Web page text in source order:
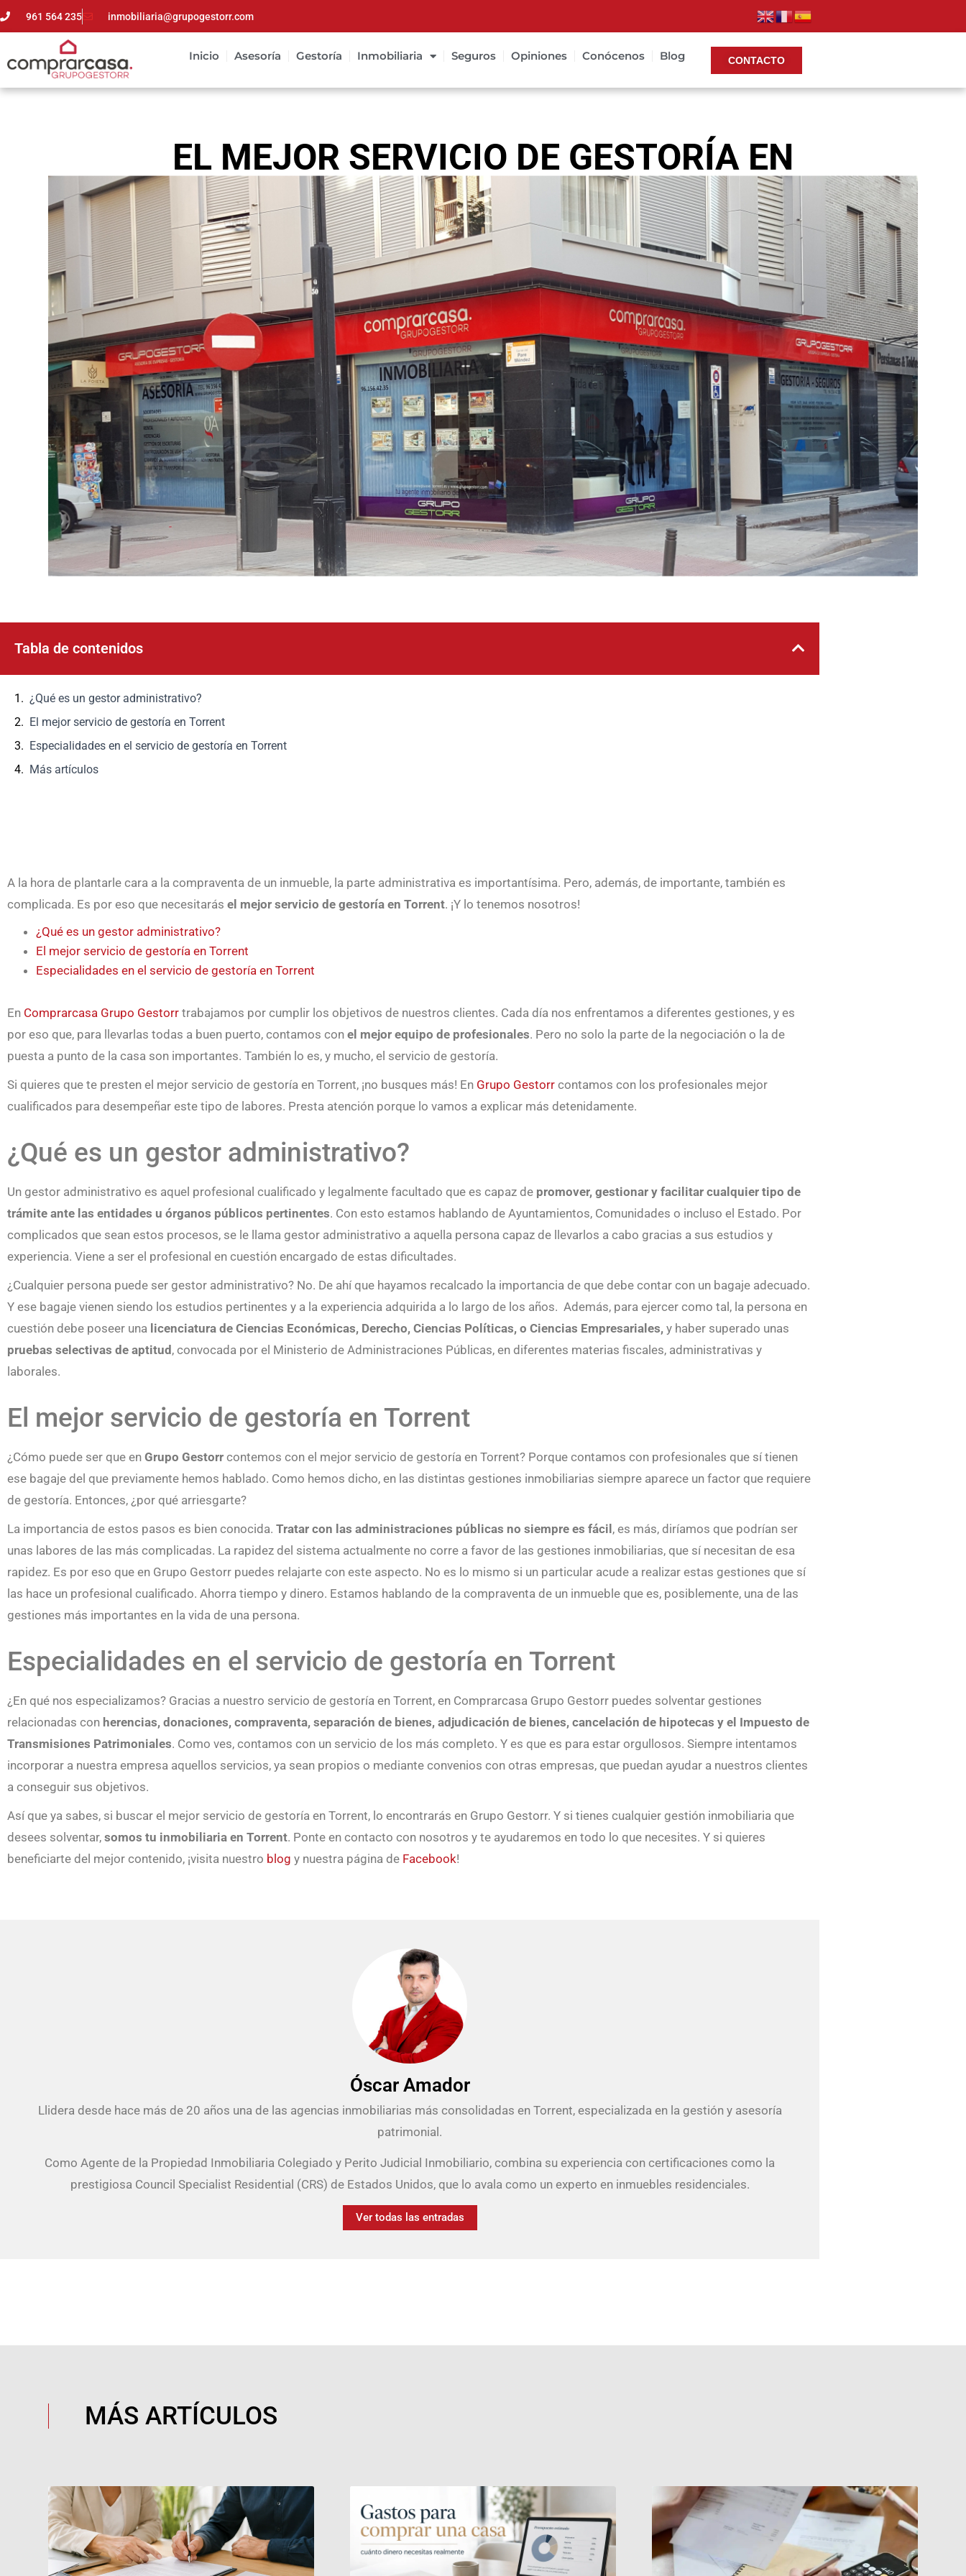
961 564 235 inmobiliaria@grupogestorr.com
Inicio Asesoría Gestoría Inmobiliaria Seguros Opiniones Conócenos Blog CONTACTO
EL MEJOR SERVICIO DE GESTORÍA EN
TORRENT, ¡LO TENEMOS NOSOTROS!
Tabla de contenidos
¿Qué es un gestor administrativo?
El mejor servicio de gestoría en Torrent
Especialidades en el servicio de gestoría en Torrent
Más artículos
A la hora de plantarle cara a la compraventa de un inmueble, la parte administrativa es importantísima. Pero, además, de importante, también es
complicada. Es por eso que necesitarás el mejor servicio de gestoría en Torrent. ¡Y lo tenemos nosotros!
¿Qué es un gestor administrativo?
El mejor servicio de gestoría en Torrent
Especialidades en el servicio de gestoría en Torrent
En Comprarcasa Grupo Gestorr trabajamos por cumplir los objetivos de nuestros clientes. Cada día nos enfrentamos a diferentes gestiones, y es
por eso que, para llevarlas todas a buen puerto, contamos con el mejor equipo de profesionales. Pero no solo la parte de la negociación o la de
puesta a punto de la casa son importantes. También lo es, y mucho, el servicio de gestoría.
Si quieres que te presten el mejor servicio de gestoría en Torrent, ¡no busques más! En Grupo Gestorr contamos con los profesionales mejor
cualificados para desempeñar este tipo de labores. Presta atención porque lo vamos a explicar más detenidamente.
¿Qué es un gestor administrativo?
Un gestor administrativo es aquel profesional cualificado y legalmente facultado que es capaz de promover, gestionar y facilitar cualquier tipo de
trámite ante las entidades u órganos públicos pertinentes. Con esto estamos hablando de Ayuntamientos, Comunidades o incluso el Estado. Por
complicados que sean estos procesos, se le llama gestor administrativo a aquella persona capaz de llevarlos a cabo gracias a sus estudios y
experiencia. Viene a ser el profesional en cuestión encargado de estas dificultades.
¿Cualquier persona puede ser gestor administrativo? No. De ahí que hayamos recalcado la importancia de que debe contar con un bagaje adecuado.
Y ese bagaje vienen siendo los estudios pertinentes y a la experiencia adquirida a lo largo de los años. Además, para ejercer como tal, la persona en
cuestión debe poseer una licenciatura de Ciencias Económicas, Derecho, Ciencias Políticas, o Ciencias Empresariales, y haber superado unas
pruebas selectivas de aptitud, convocada por el Ministerio de Administraciones Públicas, en diferentes materias fiscales, administrativas y
laborales.
El mejor servicio de gestoría en Torrent
¿Cómo puede ser que en Grupo Gestorr contemos con el mejor servicio de gestoría en Torrent? Porque contamos con profesionales que sí tienen
ese bagaje del que previamente hemos hablado. Como hemos dicho, en las distintas gestiones inmobiliarias siempre aparece un factor que requiere
de gestoría. Entonces, ¿por qué arriesgarte?
La importancia de estos pasos es bien conocida. Tratar con las administraciones públicas no siempre es fácil, es más, diríamos que podrían ser
unas labores de las más complicadas. La rapidez del sistema actualmente no corre a favor de las gestiones inmobiliarias, que sí necesitan de esa
rapidez. Es por eso que en Grupo Gestorr puedes relajarte con este aspecto. No es lo mismo si un particular acude a realizar estas gestiones que sí
las hace un profesional cualificado. Ahorra tiempo y dinero. Estamos hablando de la compraventa de un inmueble que es, posiblemente, una de las
gestiones más importantes en la vida de una persona.
Especialidades en el servicio de gestoría en Torrent
¿En qué nos especializamos? Gracias a nuestro servicio de gestoría en Torrent, en Comprarcasa Grupo Gestorr puedes solventar gestiones
relacionadas con herencias, donaciones, compraventa, separación de bienes, adjudicación de bienes, cancelación de hipotecas y el Impuesto de
Transmisiones Patrimoniales. Como ves, contamos con un servicio de los más completo. Y es que es para estar orgullosos. Siempre intentamos
incorporar a nuestra empresa aquellos servicios, ya sean propios o mediante convenios con otras empresas, que puedan ayudar a nuestros clientes
a conseguir sus objetivos.
Así que ya sabes, si buscar el mejor servicio de gestoría en Torrent, lo encontrarás en Grupo Gestorr. Y si tienes cualquier gestión inmobiliaria que
desees solventar, somos tu inmobiliaria en Torrent. Ponte en contacto con nosotros y te ayudaremos en todo lo que necesites. Y si quieres
beneficiarte del mejor contenido, ¡visita nuestro blog y nuestra página de Facebook!
Óscar Amador
Llidera desde hace más de 20 años una de las agencias inmobiliarias más consolidadas en Torrent, especializada en la gestión y asesoría
patrimonial.
Como Agente de la Propiedad Inmobiliaria Colegiado y Perito Judicial Inmobiliario, combina su experiencia con certificaciones como la
prestigiosa Council Specialist Residential (CRS) de Estados Unidos, que lo avala como un experto en inmuebles residenciales.
Ver todas las entradas
MÁS ARTÍCULOS